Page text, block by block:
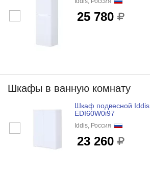
25 780
Шкафы в ванную комнату
Шкаф подвесной
EDI60W0i97
Iddis, Россия
23 260